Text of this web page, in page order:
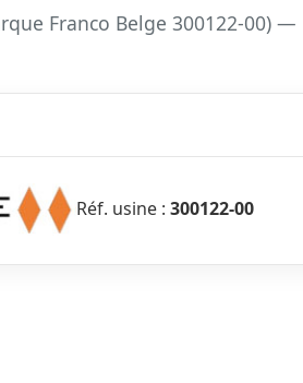
Franco Belge 300122-00) —
Réf. usine :300122-00